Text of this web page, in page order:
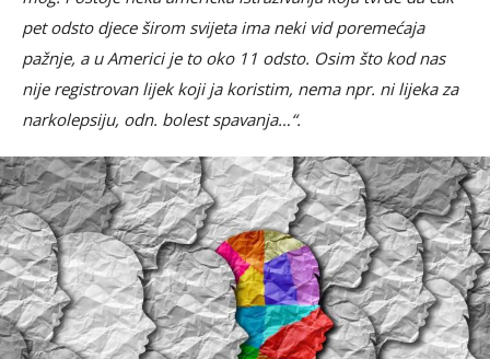
pet odsto djece širom svijeta ima neki vid poremećaja
pažnje, a u Americi je to oko 11 odsto. Osim što kod nas
nije registrovan lijek koji ja koristim, nema npr. ni lijeka za
narkolepsiju, odn. bolest spavanja…“.